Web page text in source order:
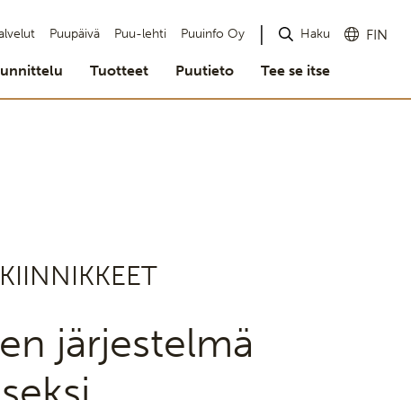
Puupäivä Puu-lehti Puuinfo Oy Haku FIN
Tuotteet Puutieto Tee se itse
järjestelmä